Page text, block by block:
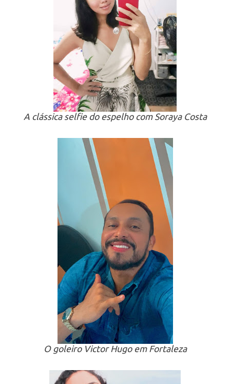
A clássica selfie do espelho com Soraya Costa
O goleiro Victor Hugo em Fortaleza